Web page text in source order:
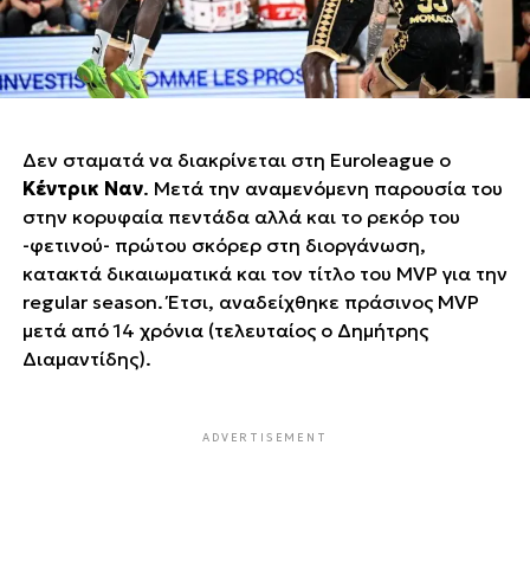
Δεν σταματά να διακρίνεται στη Euroleague ο
Κέντρικ Ναν. Μετά την αναμενόμενη παρουσία του
στην κορυφαία πεντάδα αλλά και το ρεκόρ του
-φετινού- πρώτου σκόρερ στη διοργάνωση,
κατακτά δικαιωματικά και τον τίτλο του MVP για την
regular season. Έτσι, αναδείχθηκε ΄΄πράσινος΄΄ MVP
μετά από 14 χρόνια (τελευταίος ο Δημήτρης
Διαμαντίδης).
ADVERTISEMENT